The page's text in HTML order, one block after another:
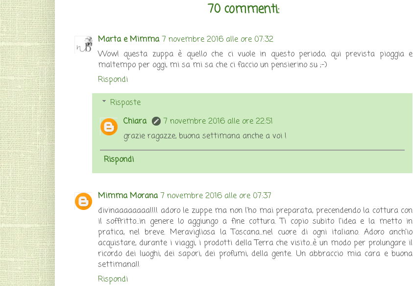
70 commenti:
Marta e Mimma 7 novembre 2016 alle ore 07:32
Wow! questa zuppa è quello che ci vuole in questo periodo, qui prevista pioggia e
maltempo per oggi, mi sa mi sa che ci faccio un pensierino su ;-)
Rispondi
Risposte
Chiara
7 novembre 2016 alle ore 22:51
grazie ragazze, buona settimana anche a voi !
Rispondi
Mimma Morana 7 novembre 2016 alle ore 07:37
divinaaaaaaaa!!!! adoro le zuppe ma non l'ho mai preparata, precendendo la cottura con
il soffritto...in genere lo aggiungo a fine cottura. Ti copio subito l'idea e la metto in
pratica, nel breve. Meravigliosa la Toscana...nel cuore di ogni italiano. Adoro anch'io
acquistare, durante i viaggi, i prodotti della Terra che visito...è un modo per prolungare il
ricordo dei luoghi, dei sapori, dei profumi, della gente. Un abbraccio mia cara e buona
settimana!!
Rispondi